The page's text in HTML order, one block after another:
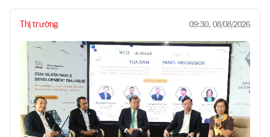
Thị trường 09:30, 08/08/2026